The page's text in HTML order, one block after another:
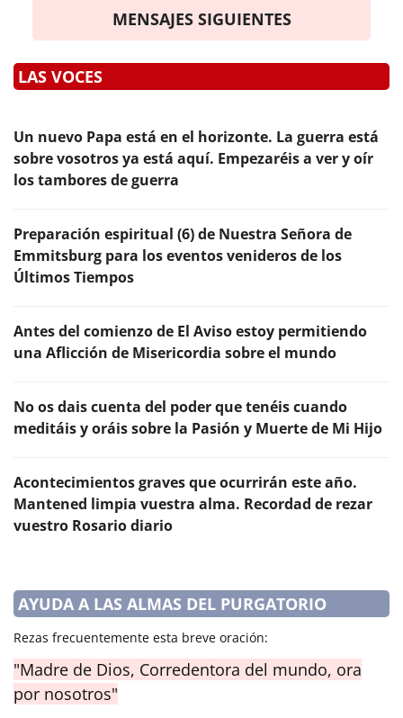
MENSAJES SIGUIENTES
LAS VOCES
Un nuevo Papa está en el horizonte. La guerra está
sobre vosotros ya está aquí. Empezaréis a ver y oír
los tambores de guerra
Preparación espiritual (6) de Nuestra Señora de
Emmitsburg para los eventos venideros de los
Últimos Tiempos
Antes del comienzo de El Aviso estoy permitiendo
una Aflicción de Misericordia sobre el mundo
No os dais cuenta del poder que tenéis cuando
meditáis y oráis sobre la Pasión y Muerte de Mi Hijo
Acontecimientos graves que ocurrirán este año.
Mantened limpia vuestra alma. Recordad de rezar
vuestro Rosario diario
AYUDA A LAS ALMAS DEL PURGATORIO
Rezas frecuentemente esta breve oración:
"Madre de Dios, Corredentora del mundo, ora
por nosotros"